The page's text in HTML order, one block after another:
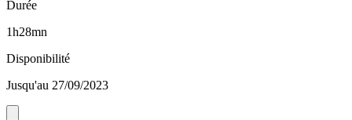
Durée
1h28mn
Disponibilité
Jusqu'au 27/09/2023